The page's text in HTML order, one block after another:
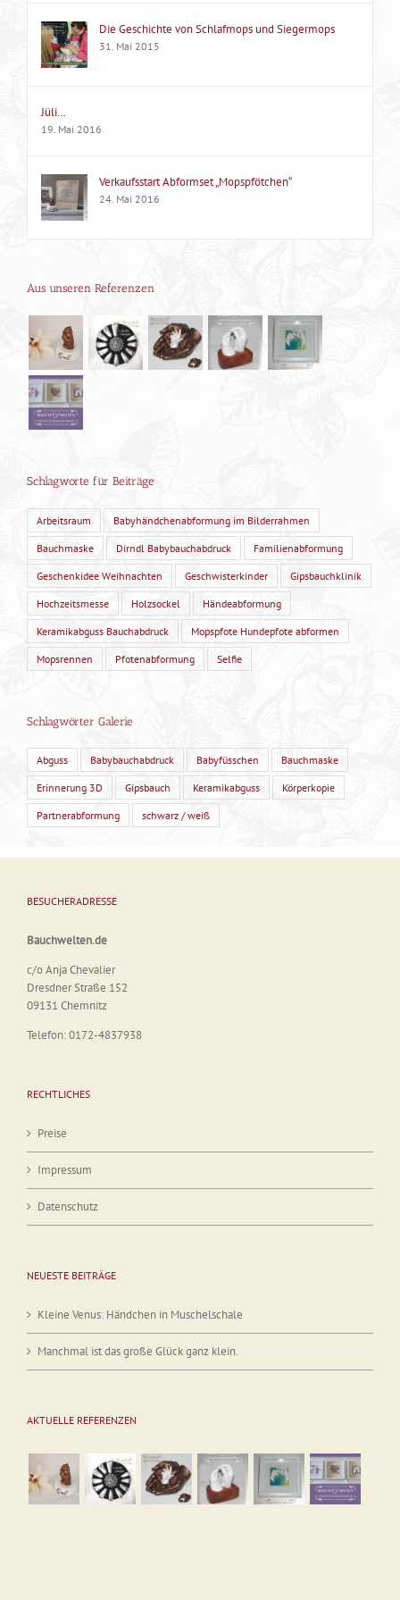
Die Geschichte von Schlafmops und Siegermops
31. Mai 2015
Jüli…
19. Mai 2016
Verkaufsstart Abformset „Mopspfötchen“
24. Mai 2016
Aus unseren Referenzen
Schlagworte für Beiträge
Arbeitsraum Babyhändchenabformung im Bilderrahmen
Bauchmaske Dirndl Babybauchabdruck Familienabformung
Geschenkidee Weihnachten Geschwisterkinder Gipsbauchklinik
Hochzeitsmesse Holzsockel Händeabformung
Keramikabguss Bauchabdruck Mopspfote Hundepfote abformen
Mopsrennen Pfotenabformung Selfie
Schlagwörter Galerie
Abguss Babybauchabdruck Babyfüsschen Bauchmaske
Erinnerung 3D Gipsbauch Keramikabguss Körperkopie
Partnerabformung schwarz / weiß
BESUCHERADRESSE
Bauchwelten.de
c/o Anja Chevalier
Dresdner Straße 152
09131 Chemnitz
Telefon: 0172-4837938
RECHTLICHES
Preise
Impressum
Datenschutz
NEUESTE BEITRÄGE
Kleine Venus: Händchen in Muschelschale
Manchmal ist das große Glück ganz klein.
AKTUELLE REFERENZEN